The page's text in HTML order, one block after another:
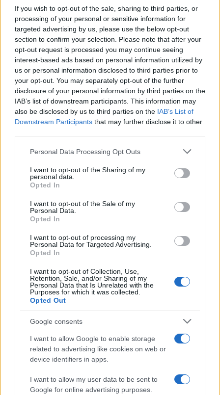
If you wish to opt-out of the sale, sharing to third parties, or
processing of your personal or sensitive information for
targeted advertising by us, please use the below opt-out
section to confirm your selection. Please note that after your
opt-out request is processed you may continue seeing
interest-based ads based on personal information utilized by
us or personal information disclosed to third parties prior to
your opt-out. You may separately opt-out of the further
disclosure of your personal information by third parties on the
IAB’s list of downstream participants. This information may
also be disclosed by us to third parties on the IAB’s List of
Downstream Participants that may further disclose it to other
Please note that this website/app uses one or more Google
not limited to your visit or usage behaviour. You may click to
grant or deny consent to Google and its third-party tags to
use your data for below specified purposes in below Google
consent section.
Personal Data Processing Opt Outs
I want to opt-out of the Sharing of my
personal data.
Opted In
I want to opt-out of the Sale of my
Personal Data.
Opted In
I want to opt-out of processing my
Personal Data for Targeted Advertising.
Opted In
I want to opt-out of Collection, Use,
Retention, Sale, and/or Sharing of my
Personal Data that Is Unrelated with the
Purposes for which it was collected.
Opted Out
Google consents
I want to allow Google to enable storage
related to advertising like cookies on web or
device identifiers in apps.
I want to allow my user data to be sent to
Google for online advertising purposes.
Continua a leggere
SCI DI FONDO
BlinkFestivalen 2026: i campioni dello sci di fondo e
biathlon in gara dal 5 al 8 agosto
SCI DI FONDO